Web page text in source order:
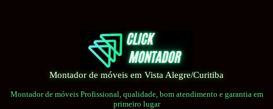
Montador de móveis em Vista Alegre/Curitiba
Montador de móveis Profissional, qualidade, bom atendimento e garantia em
primeiro lugar